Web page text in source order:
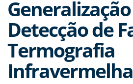
Detecção de
Termografia
Infravermelha